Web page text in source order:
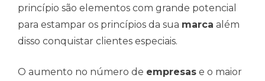
princípio são elementos com grande potencial
para estampar os princípios da sua marca além
disso conquistar clientes especiais.
O aumento no número de empresas e o maior